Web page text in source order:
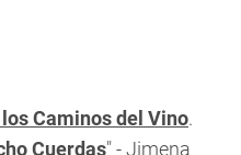
Caminos del Vino.
Cuerdas" - Jimena